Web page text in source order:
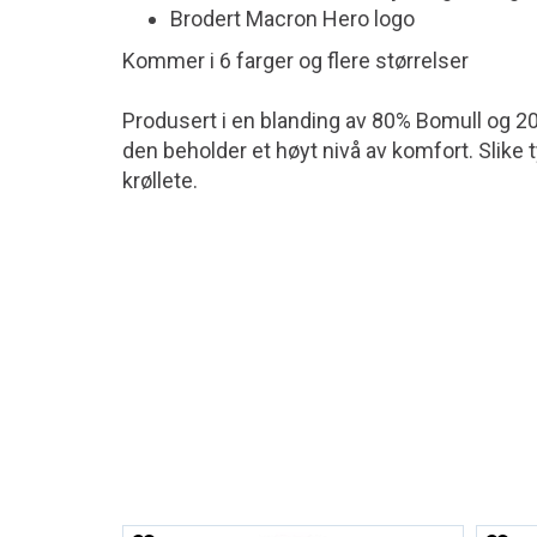
Brodert Macron Hero logo
Kommer i 6 farger og flere størrelser
Produsert i en blanding av 80% Bomull og
den beholder et høyt nivå av komfort.
krøllete.